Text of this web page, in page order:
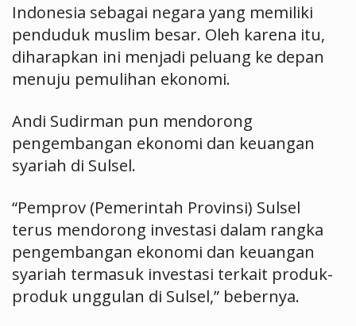
Indonesia sebagai negara yang memiliki
penduduk muslim besar. Oleh karena itu,
diharapkan ini menjadi peluang ke depan
menuju pemulihan ekonomi.
Andi Sudirman pun mendorong
pengembangan ekonomi dan keuangan
syariah di Sulsel.
“Pemprov (Pemerintah Provinsi) Sulsel
terus mendorong investasi dalam rangka
pengembangan ekonomi dan keuangan
syariah termasuk investasi terkait produk-
produk unggulan di Sulsel,” bebernya.